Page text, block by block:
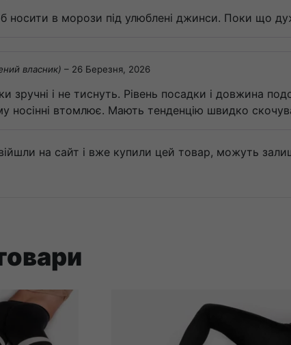
носити в морози під улюблені джинси. Поки що
власник) – 26 Березня, 2026
зручні і не тиснуть. Рівень посадки і довжина
носінні втомлює. Мають тенденцію швидко
на сайт і вже купили цей товар, можуть